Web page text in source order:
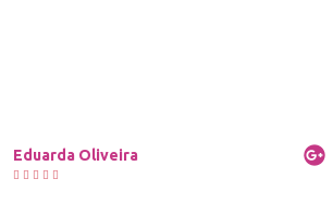
Marcia
    